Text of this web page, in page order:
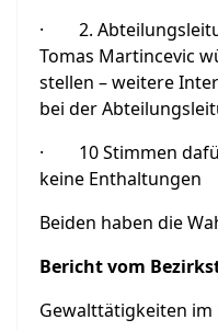
· 2.
Tomas Martincevic
stellen – weitere
bei der
· 10 Stimmen
keine Enthaltungen
Beiden haben die
Bericht vom
Gewalttätigkeiten im